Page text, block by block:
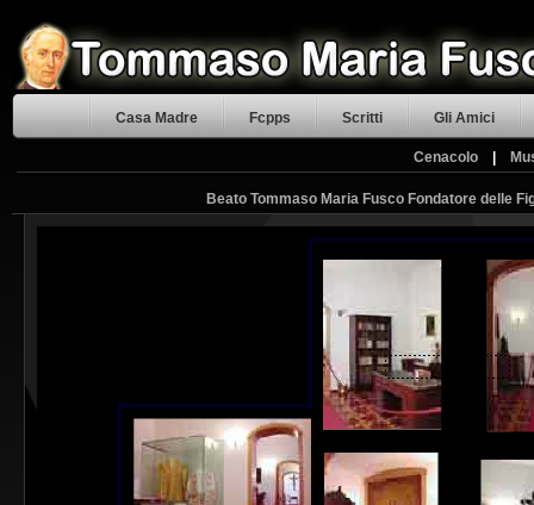
Casa Madre Fcpps Scritti Gli Amici
Cenacolo|
Beato Tommaso Maria Fusco Fondatore delle